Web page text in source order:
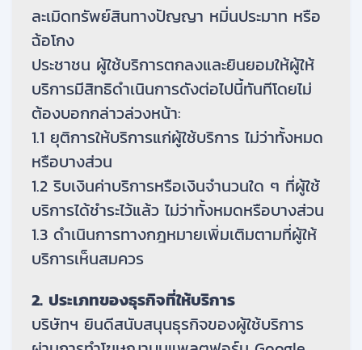
ละเมิดทรัพย์สินทางปัญญา หมิ่นประมาท หรือ
ฉ้อโกง
ประชาชน ผู้ใช้บริการตกลงและยินยอมให้ผู้ให้
บริการมีสิทธิดําเนินการดังต่อไปนี้ทันทีโดยไม่
ต้องบอกกล่าวล่วงหน้า:
1.1 ยุติการให้บริการแก่ผู้ใช้บริการ ไม่ว่าทั้งหมด
หรือบางส่วน
1.2 ริบเงินค่าบริการหรือเงินจํานวนใด ๆ ที่ผู้ใช้
บริการได้ชําระไว้แล้ว ไม่ว่าทั้งหมดหรือบางส่วน
1.3 ดําเนินการทางกฎหมายเพิ่มเติมตามที่ผู้ให้
บริการเห็นสมควร
2. ประเภทของธุรกิจที่ให้บริการ
บริษัทฯ ยินดีสนับสนุนธุรกิจของผู้ใช้บริการ